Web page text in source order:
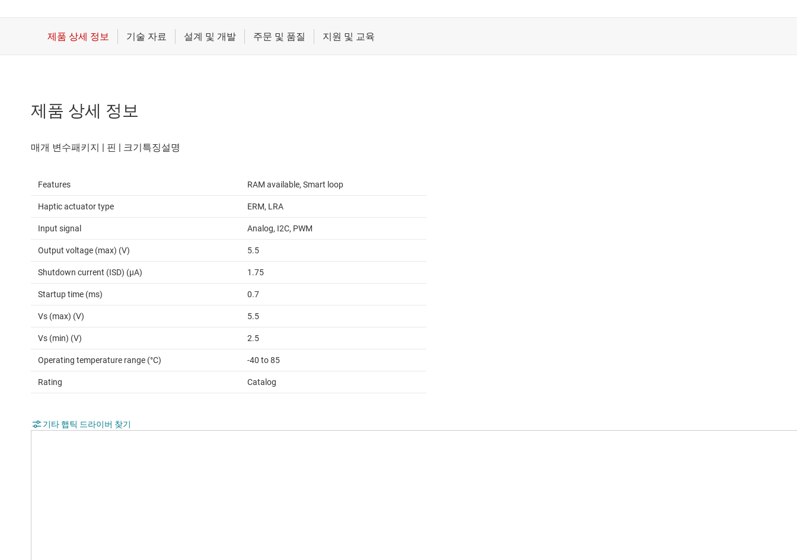
제품 상세 정보
Features RAM available, Smart loop
Haptic actuator type ERM, LRA
Input signal Analog, I2C, PWM
Output voltage (max) (V) 5.5
Shutdown current (ISD) (µA) 1.75
Startup time (ms) 0.7
Vs (max) (V) 5.5
Vs (min) (V) 2.5
Operating temperature range (°C) -40 to 85
Rating Catalog
기타 햅틱 드라이버 찾기